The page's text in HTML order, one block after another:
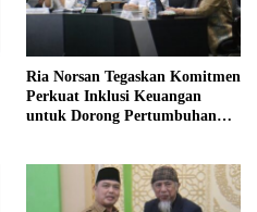
Ria Norsan Tegaskan Komitmen
Perkuat Inklusi Keuangan
untuk Dorong Pertumbuhan